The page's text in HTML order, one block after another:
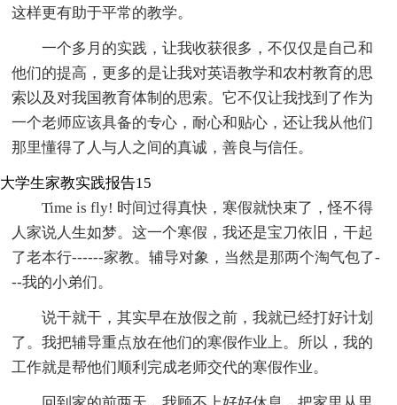
这样更有助于平常的教学。
一个多月的实践，让我收获很多，不仅仅是自己和
他们的提高，更多的是让我对英语教学和农村教育的思
索以及对我国教育体制的思索。它不仅让我找到了作为
一个老师应该具备的专心，耐心和贴心，还让我从他们
那里懂得了人与人之间的真诚，善良与信任。
大学生家教实践报告15
Time is fly! 时间过得真快，寒假就快束了，怪不得
人家说人生如梦。这一个寒假，我还是宝刀依旧，干起
了老本行------家教。辅导对象，当然是那两个淘气包了-
--我的小弟们。
说干就干，其实早在放假之前，我就已经打好计划
了。我把辅导重点放在他们的寒假作业上。所以，我的
工作就是帮他们顺利完成老师交代的寒假作业。